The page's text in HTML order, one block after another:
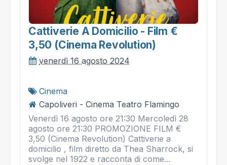
Cattiverie A Domicilio - Film €
3,50 (cinema Revolution)
venerdì 16 agosto 2024
Cinema
Capoliveri - Cinema Teatro Flamingo
Venerdì 16 agosto ore 21:30 Mercoledì 28
agosto ore 21:30 PROMOZIONE FILM €
3,50 (Cinema Revolution) Cattiverie a
domicilio , film diretto da Thea Sharrock, si
svolge nel 1922 e racconta di come...